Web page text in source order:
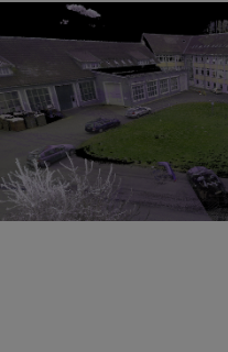
Zum Inhalt springen